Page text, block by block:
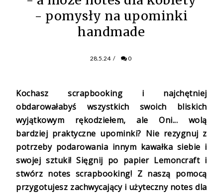
- pomysły na upominki
handmade
28.5.24 / 0
Kochasz scrapbooking i najchętniej
obdarowałabyś wszystkich swoich bliskich
wyjątkowym rękodziełem, ale Oni... wolą
bardziej praktyczne upominki? Nie rezygnuj z
potrzeby podarowania innym kawałka siebie i
swojej sztuki! Sięgnij po papier Lemoncraft i
stwórz notes scrapbooking! Z naszą pomocą
przygotujesz zachwycający i użyteczny notes dla